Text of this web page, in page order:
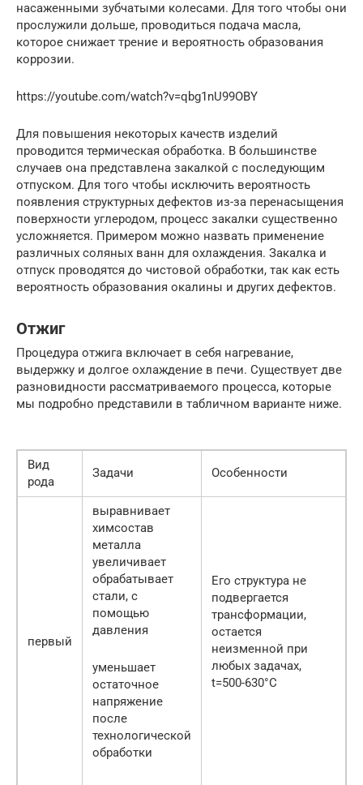
насаженными зубчатыми колесами. Для того чтобы они
прослужили дольше, проводиться подача масла,
которое снижает трение и вероятность образования
коррозии.
https://youtube.com/watch?v=qbg1nU99OBY
Для повышения некоторых качеств изделий
проводится термическая обработка. В большинстве
случаев она представлена закалкой с последующим
отпуском. Для того чтобы исключить вероятность
появления структурных дефектов из-за перенасыщения
поверхности углеродом, процесс закалки существенно
усложняется. Примером можно назвать применение
различных соляных ванн для охлаждения. Закалка и
отпуск проводятся до чистовой обработки, так как есть
вероятность образования окалины и других дефектов.
Отжиг
Процедура отжига включает в себя нагревание,
выдержку и долгое охлаждение в печи. Существует две
разновидности рассматриваемого процесса, которые
мы подробно представили в табличном варианте ниже.
Вид
рода
Задачи Особенности
первый
выравнивает
химсостав
металла
увеличивает
обрабатывает
стали, с
помощью
давления
уменьшает
остаточное
напряжение
после
технологической
обработки
Его структура не
подвергается
трансформации,
остается
неизменной при
любых задачах,
t=500-630°C